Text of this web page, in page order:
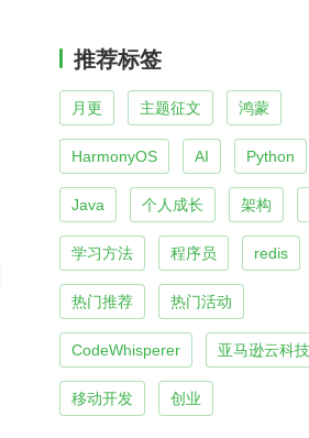
推荐标签
月更 主题征文 鸿蒙
HarmonyOS AI Python
Java 个人成长 架构
学习方法 程序员 redis
热门推荐 热门活动
CodeWhisperer 亚马逊云科技
移动开发 创业